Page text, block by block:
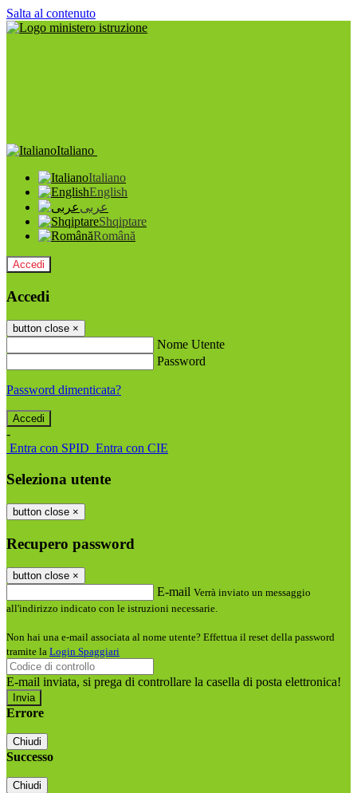
Salta al contenuto
Italiano
Italiano
English
عربى
Shqiptare
Română
Accedi
Accedi
button close ×
Nome Utente
Password
Password dimenticata?
-
Entra con SPID Entra con CIE
Seleziona utente
button close ×
Recupero password
button close ×
E-mail Verrà inviato un messaggio
all'indirizzo indicato con le istruzioni necessarie.
Non hai una e-mail associata al nome utente? Effettua il reset della password
tramite la Login Spaggiari
E-mail inviata, si prega di controllare la casella di posta elettronica!
Errore
Chiudi
Successo
Chiudi